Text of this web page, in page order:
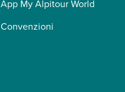
App My Alpitour World
Convenzioni